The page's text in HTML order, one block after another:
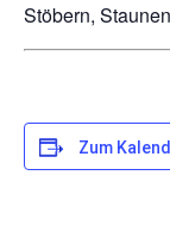
Stöbern,
Zum